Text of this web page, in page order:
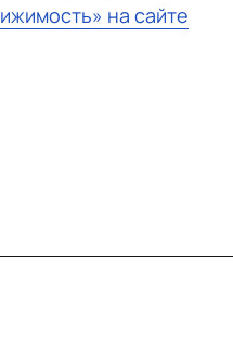
на сайте